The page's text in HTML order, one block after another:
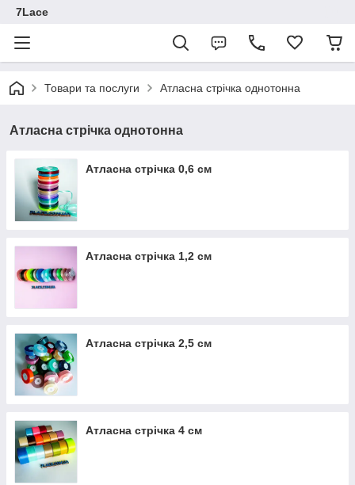
7Lace
Товари та послуги Атласна стрічка однотонна
Атласна стрічка однотонна
Атласна стрічка 0,6 см
Атласна стрічка 1,2 см
Атласна стрічка 2,5 см
Атласна стрічка 4 см